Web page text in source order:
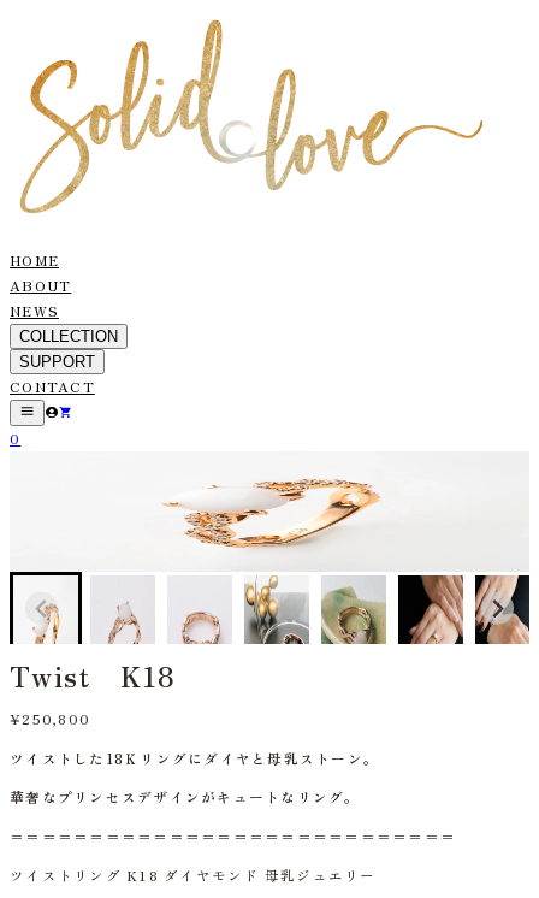
HOME
ABOUT
NEWS
COLLECTION
SUPPORT
CONTACT
0
Twist K18
¥250,800
ツイストした18Ｋリングにダイヤと母乳ストーン。
華奢なプリンセスデザインがキュートなリング。
＝＝＝＝＝＝＝＝＝＝＝＝＝＝＝＝＝＝＝＝＝＝＝＝＝＝＝＝
ツイストリング K18 ダイヤモンド 母乳ジュエリー